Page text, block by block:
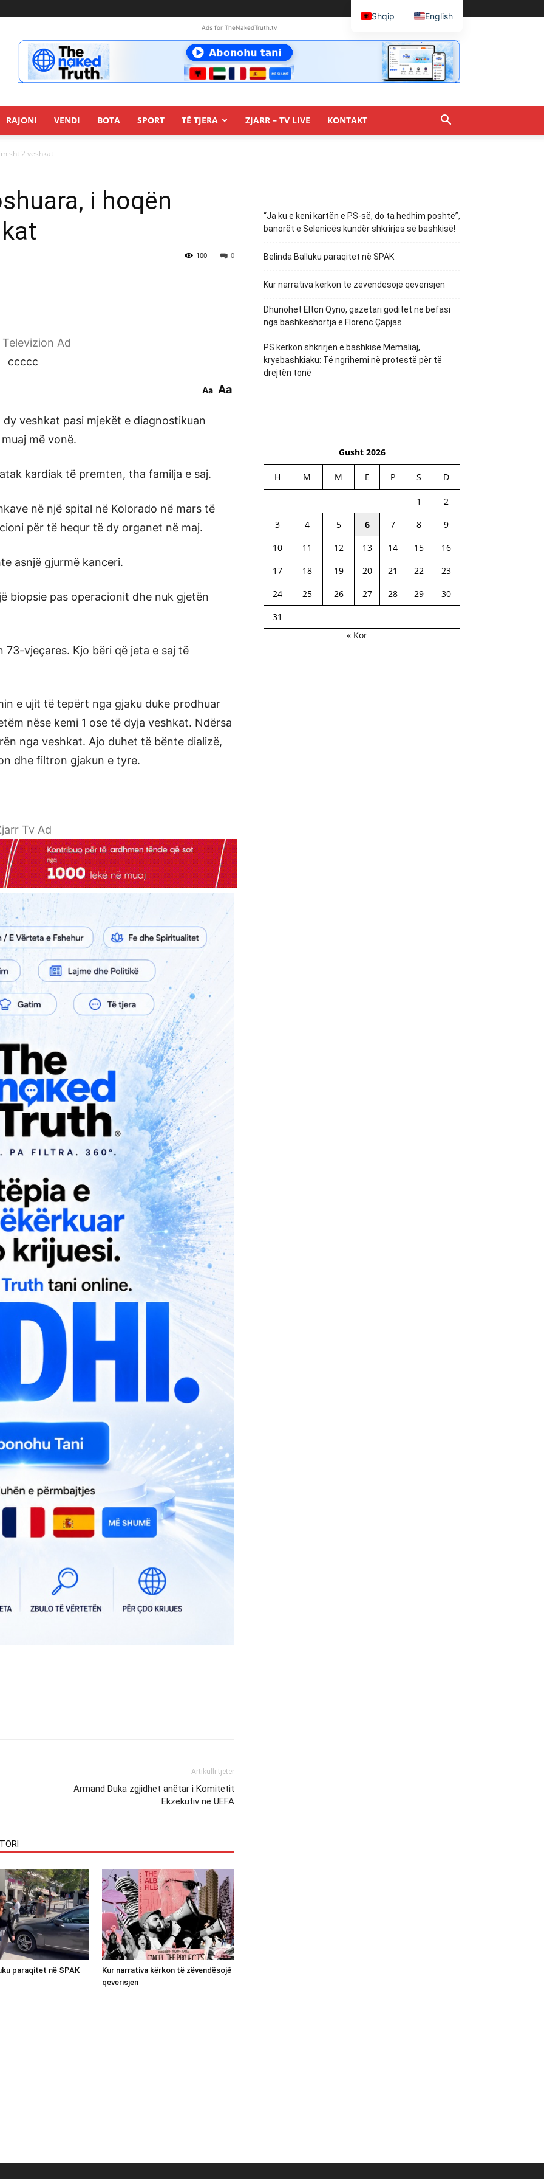
Ads for TheNakedTruth.tv
RAJONI VENDI BOTA SPORT TË TJERA ZJARR – TV LIVE KONTAKT
2 veshkat
i hoqën
0
100
Ad
ccccc
Aa Aa
veshkat pasi mjekët e diagnostikuan
më vonë.
kardiak të premten, tha familja e saj.
në një spital në Kolorado në mars të
për të hequr të dy organet në maj.
asnjë gjurmë kanceri.
biopsie pas operacionit dhe nuk gjetën
vjeçares. Kjo bëri që jeta e saj të
e ujit të tepërt nga gjaku duke prodhuar
nëse kemi 1 ose të dyja veshkat. Ndërsa
nga veshkat. Ajo duhet të bënte dializë,
dhe filtron gjakun e tyre.
Tv Ad
Artikulli tjetër
Armand Duka zgjidhet anëtar i Komitetit
Ekzekutiv në UEFA
paraqitet në SPAK
Kur narrativa kërkon të zëvendësojë
qeverisjen
“Ja ku e keni kartën e PS-së, do ta hedhim poshtë”,
banorët e Selenicës kundër shkrirjes së bashkisë!
Belinda Balluku paraqitet në SPAK
Kur narrativa kërkon të zëvendësojë qeverisjen
Dhunohet Elton Qyno, gazetari goditet në befasi
nga bashkëshortja e Florenc Çapjas
PS kërkon shkrirjen e bashkisë Memaliaj,
kryebashkiaku: Të ngrihemi në protestë për të
drejtën tonë
Gusht 2026
H M M E P S D
1
2
3
4 5 6 7 8
9
10
11 12 13 14 15
16
17
18 19 20 21 22
23
24
25 26 27 28 29
30
31
« Kor
Shqip English